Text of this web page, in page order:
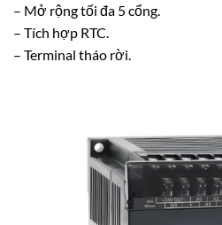
– Mở rộng tối đa 5 cổng.
– Tích hợp RTC.
– Terminal tháo rời.